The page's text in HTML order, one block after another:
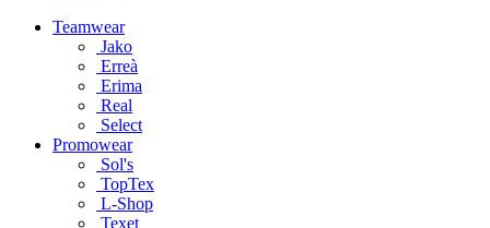
Teamwear
Jako
Erreà
Erima
Real
Select
Promowear
Sol's
TopTex
L-Shop
Texet